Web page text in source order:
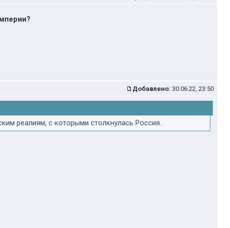
Добавлено: 30.06.22, 23:50
реалиям, с которыми столкнулась Россия..